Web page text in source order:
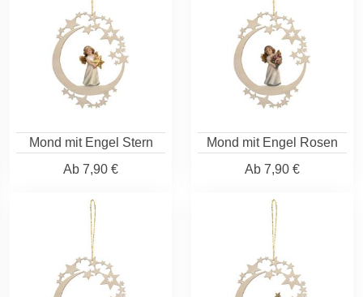
Mond mit Engel Stern
Ab 7,90 €
Mond mit Engel Rosen
Ab 7,90 €